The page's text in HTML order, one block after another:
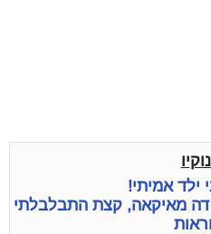
ילד אמיתי!
מאיקאה, קצת התבלבלתי